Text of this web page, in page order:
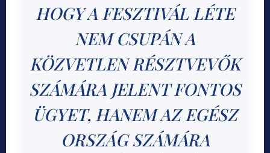
HOGY A FESZTIVÁL LÉTE
NEM CSUPÁN A
KÖZVETLEN RÉSZTVEVŐK
SZÁMÁRA JELENT FONTOS
ÜGYET, HANEM AZ EGÉSZ
ORSZÁG SZÁMÁRA